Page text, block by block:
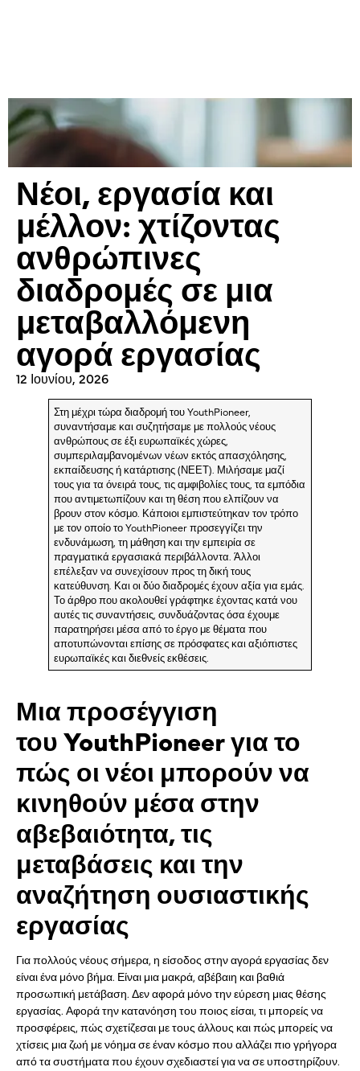
Νέοι, εργασία και
μέλλον: χτίζοντας
ανθρώπινες
διαδρομές σε μια
μεταβαλλόμενη
αγορά εργασίας
12 Ιουνίου, 2026
Στη μέχρι τώρα διαδρομή του YouthPioneer,
συναντήσαμε και συζητήσαμε με πολλούς νέους
ανθρώπους σε έξι ευρωπαϊκές χώρες,
συμπεριλαμβανομένων νέων εκτός απασχόλησης,
εκπαίδευσης ή κατάρτισης (ΝΕΕΤ). Μιλήσαμε μαζί
τους για τα όνειρά τους, τις αμφιβολίες τους, τα εμπόδια
που αντιμετωπίζουν και τη θέση που ελπίζουν να
βρουν στον κόσμο. Κάποιοι εμπιστεύτηκαν τον τρόπο
με τον οποίο το YouthPioneer προσεγγίζει την
ενδυνάμωση, τη μάθηση και την εμπειρία σε
πραγματικά εργασιακά περιβάλλοντα. Άλλοι
επέλεξαν να συνεχίσουν προς τη δική τους
κατεύθυνση. Και οι δύο διαδρομές έχουν αξία για εμάς.
Το άρθρο που ακολουθεί γράφτηκε έχοντας κατά νου
αυτές τις συναντήσεις, συνδυάζοντας όσα έχουμε
παρατηρήσει μέσα από το έργο με θέματα που
αποτυπώνονται επίσης σε πρόσφατες και αξιόπιστες
ευρωπαϊκές και διεθνείς εκθέσεις.
Μια προσέγγιση
τουYouthPioneerγια το
πώς οι νέοι μπορούν να
κινηθούν μέσα στην
αβεβαιότητα, τις
μεταβάσεις και την
αναζήτηση ουσιαστικής
εργασίας
Για πολλούς νέους σήμερα, η είσοδος στην αγορά εργασίας δεν
είναι ένα μόνο βήμα. Είναι μια μακρά, αβέβαιη και βαθιά
προσωπική μετάβαση. Δεν αφορά μόνο την εύρεση μιας θέσης
εργασίας. Αφορά την κατανόηση του ποιος είσαι, τι μπορείς να
προσφέρεις, πώς σχετίζεσαι με τους άλλους και πώς μπορείς να
χτίσεις μια ζωή με νόημα σε έναν κόσμο που αλλάζει πιο γρήγορα
από τα συστήματα που έχουν σχεδιαστεί για να σε υποστηρίζουν.